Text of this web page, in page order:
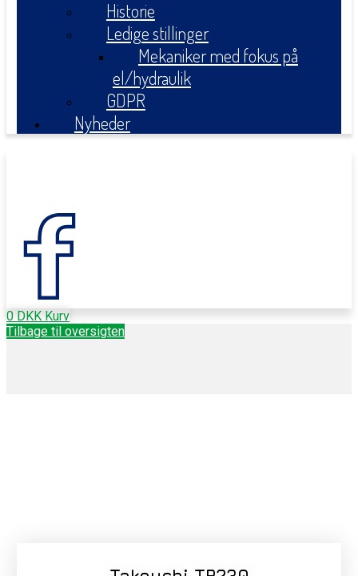
Historie
Ledige stillinger
Mekaniker med fokus på
el/hydraulik
GDPR
Nyheder
0 DKK Kurv
Tilbage til oversigten